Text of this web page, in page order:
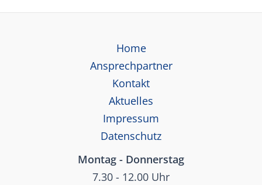
Home
Ansprechpartner
Kontakt
Aktuelles
Impressum
Datenschutz
Montag - Donnerstag
7.30 - 12.00 Uhr